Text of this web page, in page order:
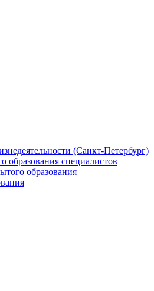
(Санкт-Петербург)
образования специалистов
образования